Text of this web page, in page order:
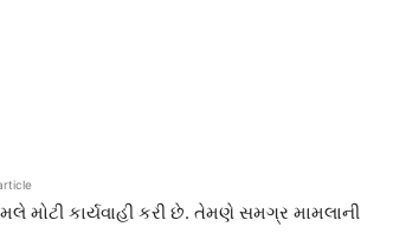
મોટી કાર્યવાહી કરી છે. તેમણે સમગ્ર મામલાની